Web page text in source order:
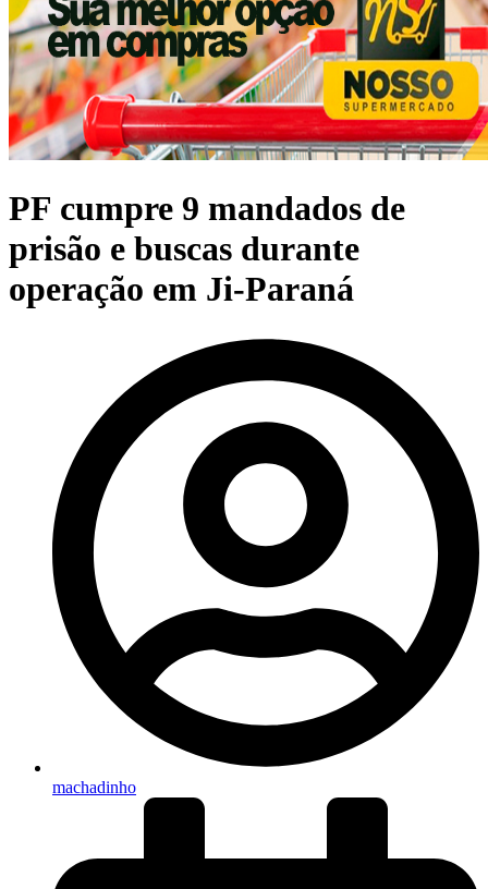
PF cumpre 9 mandados de
prisão e buscas durante
operação em Ji-Paraná
machadinho